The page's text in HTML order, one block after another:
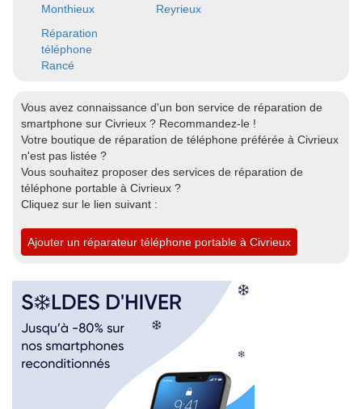
Monthieux
Reyrieux
Réparation
téléphone
Rancé
Vous avez connaissance d'un bon service de réparation de
smartphone sur Civrieux ? Recommandez-le !
Votre boutique de réparation de téléphone préférée à Civrieux
n'est pas listée ?
Vous souhaitez proposer des services de réparation de
téléphone portable à Civrieux ?
Cliquez sur le lien suivant :
Ajouter un réparateur téléphone portable à Civrieux